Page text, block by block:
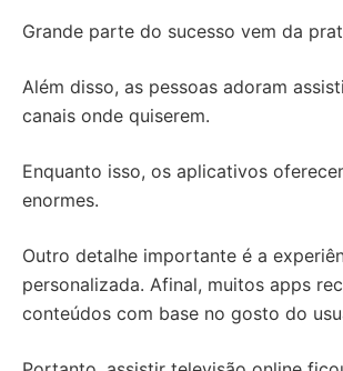
Grande parte do sucesso vem da
Além disso, as pessoas adoram
canais onde quiserem.
Enquanto isso, os aplicativos
enormes.
Outro detalhe importante é a
personalizada. Afinal, muitos apps
conteúdos com base no gosto do